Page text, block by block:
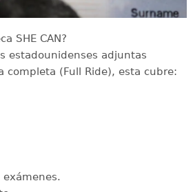
SHE CAN?
estadounidenses adjuntas
completa (Full Ride), esta cubre:
exámenes.